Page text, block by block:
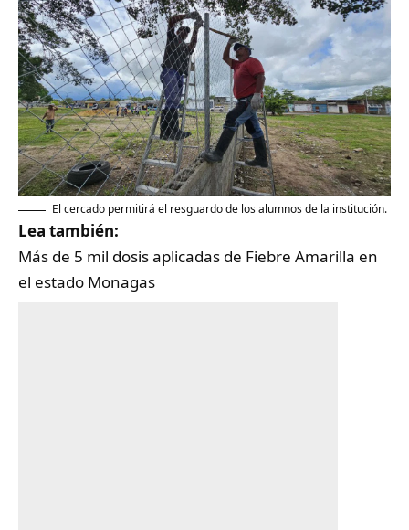
El cercado permitirá el resguardo de los alumnos de la institución.
Lea también:
Más de 5 mil dosis aplicadas de Fiebre Amarilla en
el estado Monagas